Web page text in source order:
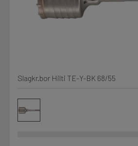
Kjemi, vindsperre og
Annet
Min Fleet
Prislister
Firmainformasjon
Slagkr.bor Hilti TE-Y-BK 68/55